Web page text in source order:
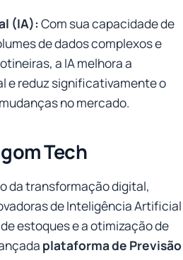
(IA): Com sua capacidade de
de dados complexos e
a IA melhora a
e reduz significativamente o
no mercado.
Tech
da transformação digital,
de Inteligência Artificial
estoques e a otimização de
plataforma de Previsão